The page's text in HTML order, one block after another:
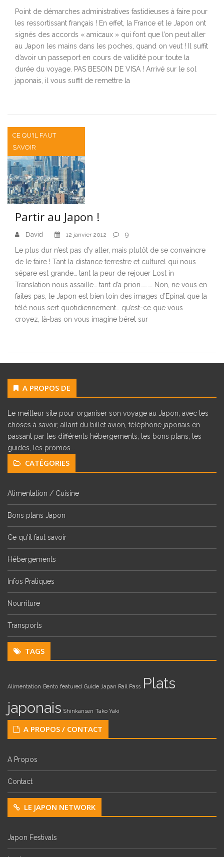
Point de démarches administratives fastidieuses à faire pour
les ressortissant français ! En effet, la France et le Japon ont
signés des accords « amicaux » qui font que l’on peut aller
au Japon les mains dans les poches, quand on veut ! Il suffit
d’avoir un passeport en cours de validité pour toute la
durée du voyage. PAS BESOIN DE VISA ! Arrivé sur le sol
japonais, il vous suffit de remettre la
CE QU'IL FAUT
SAVOIR
Partir au Japon !
David 12 janvier 2012 9
Le plus dur n’est pas d’y aller, mais plutôt de se convaincre
de le faire ! Tant la distance terrestre et culturel qui nous
sépare est grande… tant la peur de rejouer Lost in
Translation nous assaille… tant d’a priori………. Non, ne vous en
faites pas, le Japon est bien loin des images d’Epinal que la
télé nous sert quotidiennement… qu’est-ce que vous
croyez, là-bas on vous imagine béret sur
A PROPOS DE
Le meilleur site pour organiser son voyage au Japon, avec les
choses à savoir, allant du billet avion, téléphone japonais en
passant par les différents hébergements, les bons plans, les
guides, les promos...
CATÉGORIES
Alimentation / Cuisine
Bons plans Japon
Ce qu'il faut savoir
Hébergements
Infos Pratiques
Nourriture
Transports
TAGS
Alimentation Bento featured Guide Japan Rail Pass Plats
japonais Shinkansen Tako Yaki
A PROPOS / CONTACT
A Propos
Contact
LE JAPON NETWORK
Japon Festivals